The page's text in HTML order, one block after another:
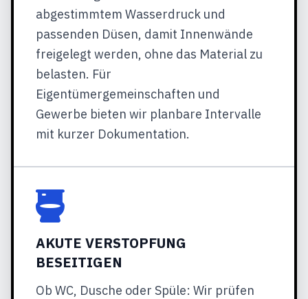
abgestimmtem Wasserdruck und
passenden Düsen, damit Innenwände
freigelegt werden, ohne das Material zu
belasten. Für
Eigentümergemeinschaften und
Gewerbe bieten wir planbare Intervalle
mit kurzer Dokumentation.
AKUTE VERSTOPFUNG
BESEITIGEN
Ob WC, Dusche oder Spüle: Wir prüfen